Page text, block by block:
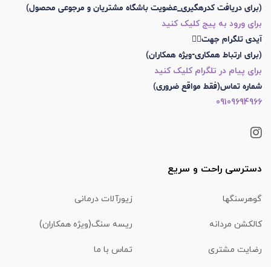
(برای دریافت کدرهگیری_عضویت باشگاه مشتریان و مرجوعی محصول)
برای ورود به پیج کلیک کنید
آیدی تلگرام جهت👇🏼
(برای ارتباط همکاری-ویژه همکاران)
برای پیام در تلگرام کلیک کنید
شماره تماس(فقط مواقع ضروری)
09109694966
دسترسی راحت و سریع
گوهرسنگها زیورآلات درمانی
کالکشن مردانه ریسه سنگ(ویژه همکاران)
رضایت مشتری تماس با ما